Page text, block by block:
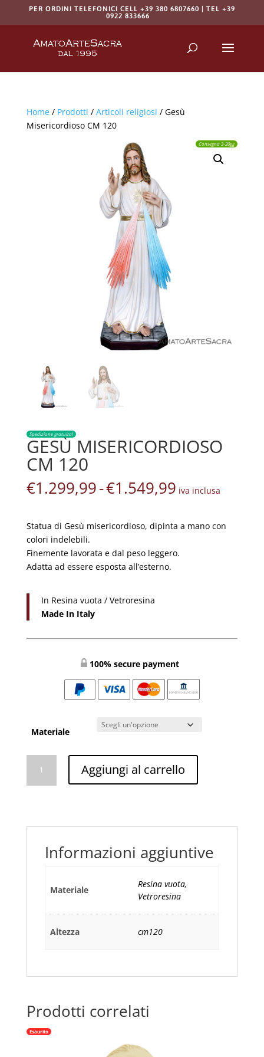
PER ORDINI TELEFONICI CELL +39 380 6807660 | TEL +39
0922 833666
Home/ Prodotti / Articoli religiosi / Gesù
Misericordioso CM 120
Consegna 3-20gg
Spedizione gratuita!
GESÙ MISERICORDIOSO
CM 120
€1.299,99-€1.549,99Fascia
di
da
a
iva inclusa
Statua di Gesù misericordioso, dipinta a mano con
colori indelebili.
Finemente lavorata e dal peso leggero.
Adatta ad essere esposta all’esterno.
In Resina vuota / Vetroresina
Made In Italy
100% secure payment
Materiale
Misericordioso
CM
Aggiungi al carrello
Informazioni aggiuntive
Materiale
Resina vuota,
Vetroresina
Altezza cm120
Prodotti correlati
Esaurito